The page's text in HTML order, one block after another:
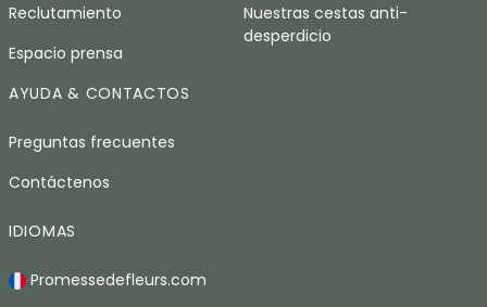
Reclutamiento
Espacio prensa
Nuestras cestas anti-
desperdicio
AYUDA & CONTACTOS
Preguntas frecuentes
Contáctenos
IDIOMAS
Promessedefleurs.com